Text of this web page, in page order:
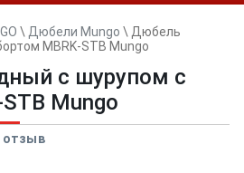
\ Дюбели Mungo \ Дюбель
MBRK-STB Mungo
с шурупом с
Mungo
отзыв